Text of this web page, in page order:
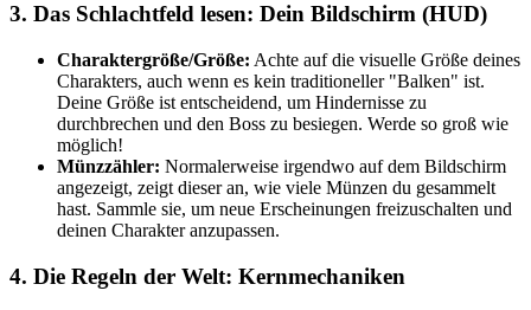
3. Das Schlachtfeld lesen: Dein Bildschirm (HUD)
Charaktergröße/Größe: Achte auf die visuelle Größe deines
Charakters, auch wenn es kein traditioneller "Balken" ist.
Deine Größe ist entscheidend, um Hindernisse zu
durchbrechen und den Boss zu besiegen. Werde so groß wie
möglich!
Münzzähler: Normalerweise irgendwo auf dem Bildschirm
angezeigt, zeigt dieser an, wie viele Münzen du gesammelt
hast. Sammle sie, um neue Erscheinungen freizuschalten und
deinen Charakter anzupassen.
4. Die Regeln der Welt: Kernmechaniken